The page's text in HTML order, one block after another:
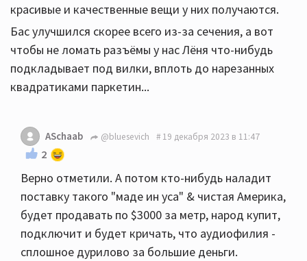
красивые и качественные вещи у них получаются.
Бас улучшился скорее всего из-за сечения, а вот
чтобы не ломать разъёмы у нас Лёня что-нибудь
подкладывает под вилки, вплоть до нарезанных
квадратиками паркетин...
ASchaab @bluesevich 19 декабря 2023 в 11:47
2
Верно отметили. А потом кто-нибудь наладит
поставку такого "маде ин уса" & чистая Америка,
будет продавать по $3000 за метр, народ купит,
подключит и будет кричать, что аудиофилия -
сплошное дурилово за большие деньги.